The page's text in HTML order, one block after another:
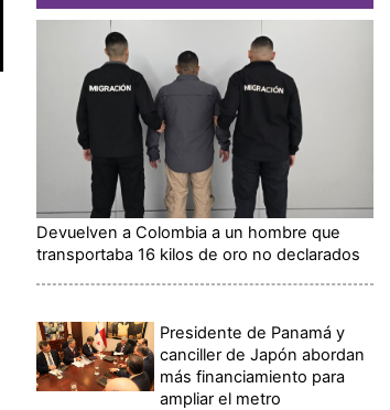
Devuelven a Colombia a un hombre que
transportaba 16 kilos de oro no declarados
Presidente de Panamá y
canciller de Japón abordan
más financiamiento para
ampliar el metro